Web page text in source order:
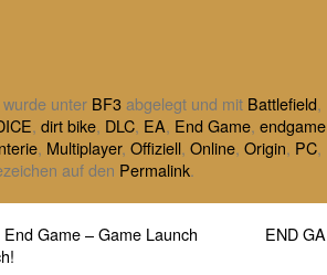
unter BF3abgelegt und mit Battlefield,
, dirt bike, DLC, EA, End Game, endgame
, Multiplayer, Offiziell, Online, Origin, PC,
auf den Permalink.
Game – Game Launch
END